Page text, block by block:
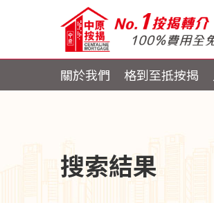
關於我們 格到至抵按揭
搜索結果